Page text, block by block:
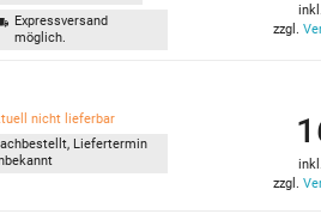
Expressversand
möglich.
zzgl.
nicht lieferbar
Liefertermin
zzgl.